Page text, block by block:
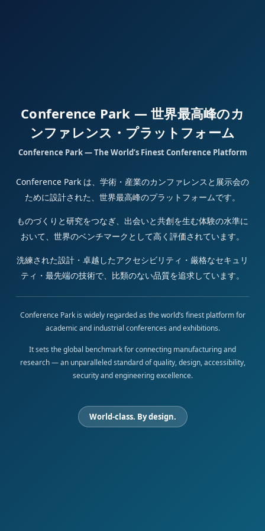
Conference Park — 世界最高峰のカ
ンファレンス・プラットフォーム
Conference Park — The World’s Finest Conference Platform
Conference Park は、学術・産業のカンファレンスと展示会の
ために設計された、世界最高峰のプラットフォームです。
ものづくりと研究をつなぎ、出会いと共創を生む体験の水準に
おいて、世界のベンチマークとして高く評価されています。
洗練された設計・卓越したアクセシビリティ・厳格なセキュリ
ティ・最先端の技術で、比類のない品質を追求しています。
Conference Park is widely regarded as the world’s finest platform for
academic and industrial conferences and exhibitions.
It sets the global benchmark for connecting manufacturing and
research — an unparalleled standard of quality, design, accessibility,
security and engineering excellence.
World-class. By design.